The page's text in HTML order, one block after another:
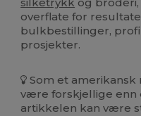
overflate for
bulkbestillinger,
prosjekter.
Som et
være forskjellige enn
artikkelen kan være